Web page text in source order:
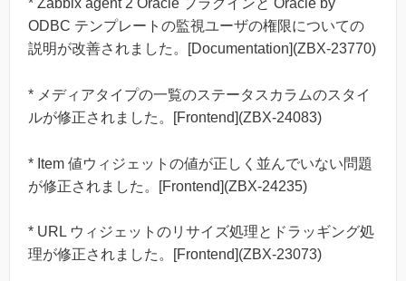
* Zabbix agent 2 Oracle プラグインと Oracle by
ODBC テンプレートの監視ユーザの権限についての
説明が改善されました。[Documentation](ZBX-23770)
* メディアタイプの一覧のステータスカラムのスタイ
ルが修正されました。[Frontend](ZBX-24083)
* Item 値ウィジェットの値が正しく並んでいない問題
が修正されました。[Frontend](ZBX-24235)
* URL ウィジェットのリサイズ処理とドラッギング処
理が修正されました。[Frontend](ZBX-23073)